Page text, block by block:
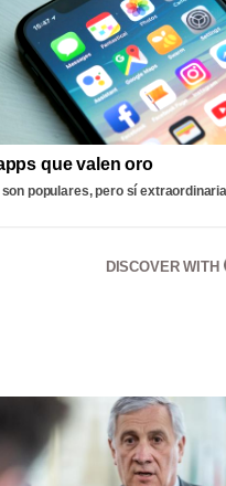
que valen oro
son populares, pero sí
DISCOVER WITH